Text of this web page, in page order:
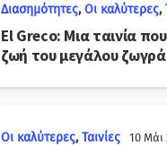
Διασημότητες,Οι καλύτερες,
El Greco: Μια ταινία
ζωή του μεγάλου
Οι καλύτερες,Ταινίες 10 Μάι